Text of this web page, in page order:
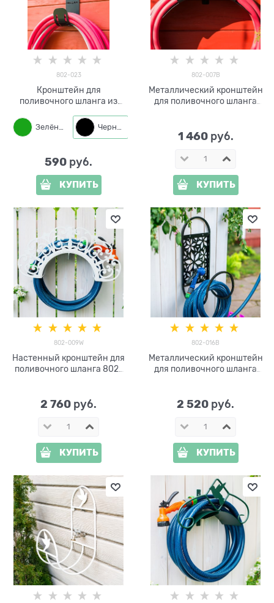
802-023
Кронштейн для
поливочного шланга из
Зелёный Черный
590 руб.
КУПИТЬ
802-007B
Металлический кронштейн
для поливочного шланга
1 460 руб.
КУПИТЬ
802-009W
Настенный кронштейн для
поливочного шланга 802-
2 760 руб.
КУПИТЬ
802-016B
Металлический кронштейн
для поливочного шланга
2 520 руб.
КУПИТЬ